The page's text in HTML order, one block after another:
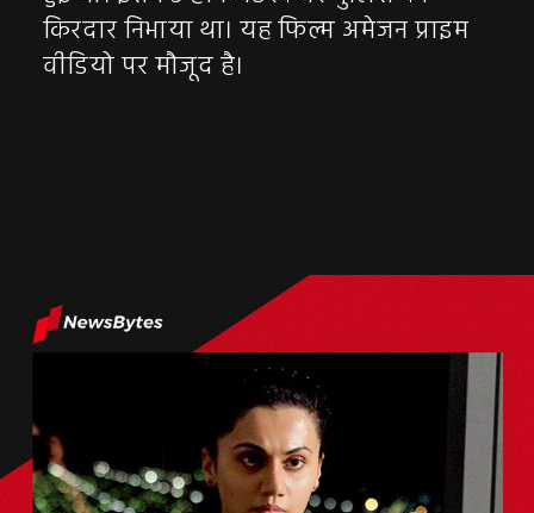
किरदार निभाया था। यह फिल्म अमेजन प्राइम